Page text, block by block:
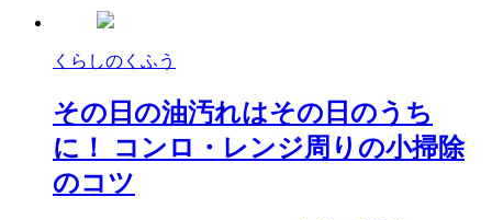
くらしのくふう
その日の油汚れはその日のうち
に！ コンロ・レンジ周りの小掃除
のコツ